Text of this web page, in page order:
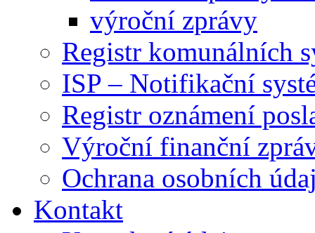
výroční zprávy
Registr komunálních
ISP – Notifikační
Registr oznámení
Výroční finanční
Ochrana osobních
Kontakt